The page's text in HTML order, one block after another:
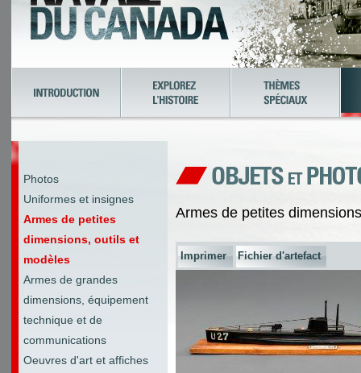
Photos
Uniformes et insignes
Armes de petites
dimensions, outils et
modèles
Armes de grandes
dimensions, équipement
technique et de
communications
Oeuvres d'art et affiches
Armes de petites
Imprimer Fichier d'artefact